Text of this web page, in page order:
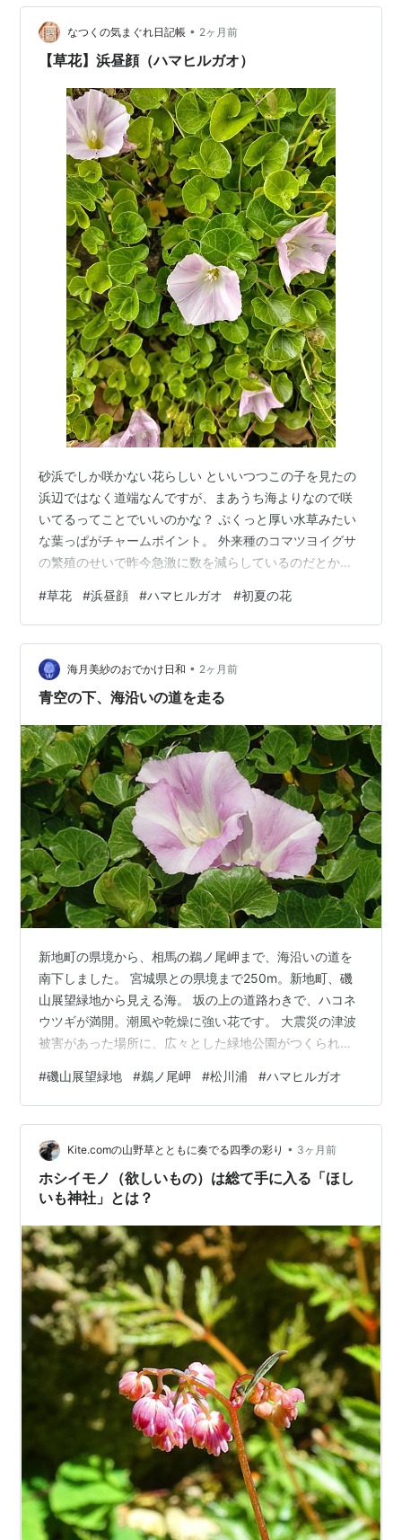
お菓子の入った手作りの小箱をいただいたので良かった
です。(#^.^#) 今日もお立ち寄りいただき ありがとうござ
いました。 See …
なつくの気まぐれ日記帳 • 2ヶ月前
【草花】浜昼顔（ハマヒルガオ）
砂浜でしか咲かない花らしい といいつつこの子を見たの
浜辺ではなく道端なんですが、まあうち海よりなので咲
いてるってことでいいのかな？ ぷくっと厚い水草みたい
な葉っぱがチャームポイント。 外来種のコマツヨイグサ
の繁殖のせいで昨今急激に数を減らしているのだとか。
かなあ？ 花言葉 「絆」「優しい愛情」「交誼（こう
ぎ）」「休息」「賢くやさしい愛情」 花言葉いっぱいで
ちょっと嬉しい。
#草花 #浜昼顔 #ハマヒルガオ #初夏の花
海月美紗のおでかけ日和 • 2ヶ月前
青空の下、海沿いの道を走る
新地町の県境から、相馬の鵜ノ尾岬まで、海沿いの道を
南下しました。 宮城県との県境まで250m。新地町、磯
山展望緑地から見える海。 坂の上の道路わきで、ハコネ
ウツギが満開。潮風や乾燥に強い花です。 大震災の津波
被害があった場所に、広々とした緑地公園がつくられま
いているのは、潮風や強い陽ざしで水分を逃がさないよ
うにするためです。 海と空と風が見える風景。 一面に咲
く黄色い花は、ミヤコグサ、コメツブツメクサ。 ニワゼ
キショウ、3種。 黄色とピンクの絨毯。 コマツヨイグサ
砂地に咲く、ハマヒルガオ。ハート型の葉っぱは、分厚
くて、ツヤツヤ。潮風から身を守…
#磯山展望緑地 #鵜ノ尾岬 #松川浦 #ハマヒルガオ
Kite.comの山野草とともに奏でる四季の彩り • 3ヶ月前
ホシイモノ（欲しいもの）は総て手に入る「ほし
いも神社」とは？